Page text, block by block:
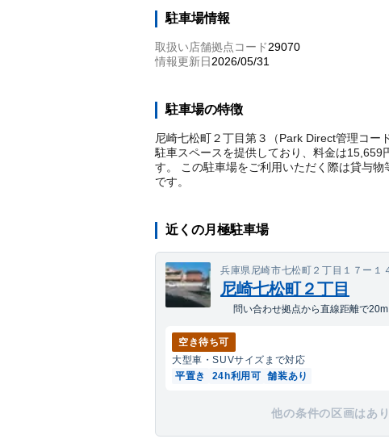
駐車場情報
取扱い店舗拠点コード29070
情報更新日2026/05/31
駐車場の特徴
尼崎七松町２丁目第３（Park Direct管理コ
駐車スペースを提供しており、料金は15,659
す。 この駐車場をご利用いただく際は貸与物
です。
近くの月極駐車場
兵庫県尼崎市七松町２丁目１７ー１
尼崎七松町２丁目
問い合わせ拠点から直線距離で20m
空き待ち可
大型車・SUVサイズまで対応
平置き
24h利用可 舗装あり
他の条件の区画はあ